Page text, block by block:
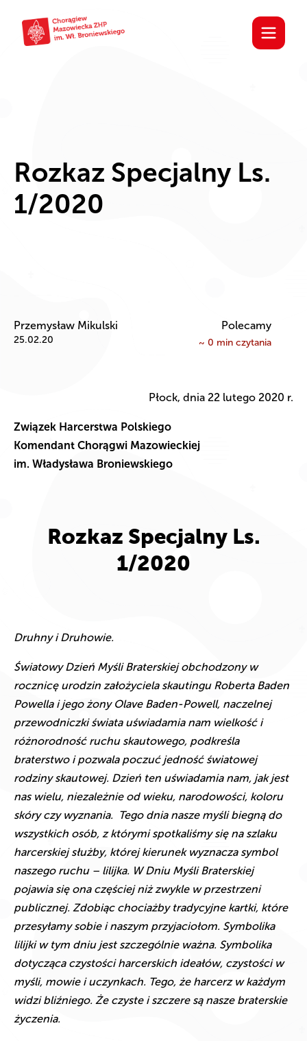
Rozkaz Specjalny Ls.
1/2020
Przemysław Mikulski
25.02.20
Polecamy
~ 0 min czytania
Płock, dnia 22 lutego 2020 r.
Związek Harcerstwa Polskiego
Komendant Chorągwi Mazowieckiej
im. Władysława Broniewskiego
Rozkaz Specjalny Ls.
1/2020
Druhny i Druhowie.
Światowy Dzień Myśli Braterskiej obchodzony w
rocznicę urodzin założyciela skautingu Roberta Baden
Powella i jego żony Olave Baden-Powell, naczelnej
przewodniczki świata uświadamia nam wielkość i
różnorodność ruchu skautowego, podkreśla
braterstwo i pozwala poczuć jedność światowej
rodziny skautowej. Dzień ten uświadamia nam, jak jest
nas wielu, niezależnie od wieku, narodowości, koloru
skóry czy wyznania. Tego dnia nasze myśli biegną do
wszystkich osób, z którymi spotkaliśmy się na szlaku
harcerskiej służby, której kierunek wyznacza symbol
naszego ruchu – lilijka. W Dniu Myśli Braterskiej
pojawia się ona częściej niż zwykle w przestrzeni
publicznej. Zdobiąc chociażby tradycyjne kartki, które
przesyłamy sobie i naszym przyjaciołom. Symbolika
lilijki w tym dniu jest szczególnie ważna. Symbolika
dotycząca czystości harcerskich ideałów, czystości w
myśli, mowie i uczynkach. Tego, że harcerz w każdym
widzi bliźniego. Że czyste i szczere są nasze braterskie
życzenia.